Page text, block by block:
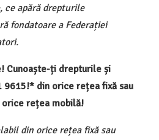
ce apără drepturile
fondatoare a Federației
Cunoaște-ți drepturile și
din orice rețea fixă sau
rețea mobilă!
din orice rețea fixă sau